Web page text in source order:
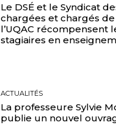
Le DSÉ et le Syndicat
chargées et chargés
l’UQAC récompensent
stagiaires en
ACTUALITÉS
La professeure Sylvie
publie un nouvel